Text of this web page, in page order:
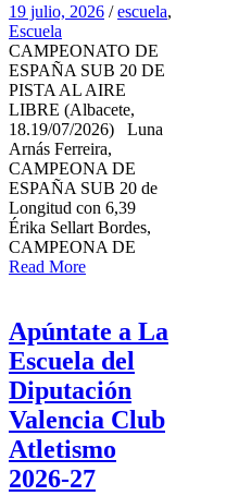
19 julio, 2026 / escuela,
Escuela
CAMPEONATO DE
ESPAÑA SUB 20 DE
PISTA AL AIRE
LIBRE (Albacete,
18.19/07/2026) Luna
Arnás Ferreira,
CAMPEONA DE
ESPAÑA SUB 20 de
Longitud con 6,39
Érika Sellart Bordes,
CAMPEONA DE
Read More
Apúntate a La
Escuela del
Diputación
Valencia Club
Atletismo
2026-27